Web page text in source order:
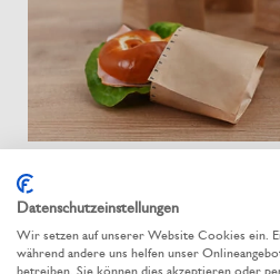
Zum Mitnehmen,
Konditoreien, Imbissstände,
Datenschutzeinstellungen
Wir setzen auf unserer Website Cookies ein.
während andere uns helfen unser
betreiben. Sie können dies akzeptieren oder